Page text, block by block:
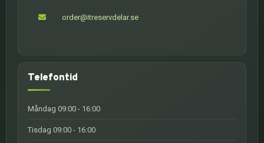
order@itreservdelar.se
Telefontid
Måndag 09:00 - 16:00
Tisdag 09:00 - 16:00